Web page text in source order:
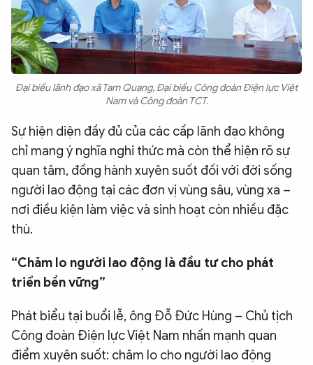
Đại biểu lãnh đạo xã Tam Quang, Đại biểu Công đoàn Điện lực Việt
Nam và Công đoàn TCT.
Sự hiện diện đầy đủ của các cấp lãnh đạo không
chỉ mang ý nghĩa nghi thức mà còn thể hiện rõ sự
quan tâm, đồng hành xuyên suốt đối với đời sống
người lao động tại các đơn vị vùng sâu, vùng xa –
nơi điều kiện làm việc và sinh hoạt còn nhiều đặc
thù.
“Chăm lo người lao động là đầu tư cho phát
triển bền vững”
Phát biểu tại buổi lễ, ông Đỗ Đức Hùng – Chủ tịch
Công đoàn Điện lực Việt Nam nhấn mạnh quan
điểm xuyên suốt: chăm lo cho người lao động